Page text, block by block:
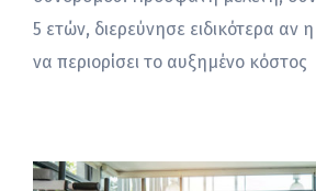
5 ετών, διερεύνησε ειδικότερα αν
να περιορίσει το αυξημένο κόστος